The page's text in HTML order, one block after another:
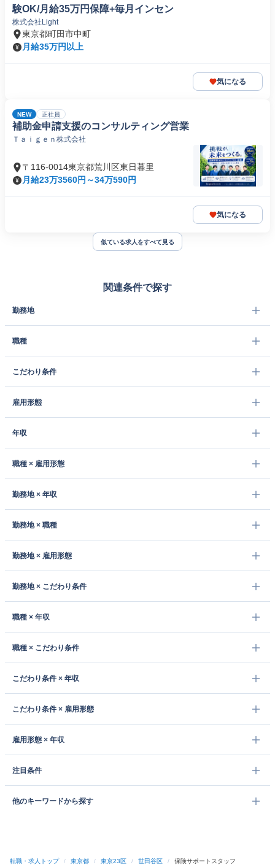
験OK/月給35万円保障+毎月インセン
株式会社Light
東京都町田市中町
月給35万円以上
気になる
NEW 正社員
補助金申請支援のコンサルティング営業
Ｔａｉｇｅｎ株式会社
〒116-0014東京都荒川区東日暮里
月給23万3560円～34万590円
気になる
似ている求人をすべて見る
関連条件で探す
勤務地
職種
こだわり条件
雇用形態
年収
職種 × 雇用形態
勤務地 × 年収
勤務地 × 職種
勤務地 × 雇用形態
勤務地 × こだわり条件
職種 × 年収
職種 × こだわり条件
こだわり条件 × 年収
こだわり条件 × 雇用形態
雇用形態 × 年収
注目条件
他のキーワードから探す
転職・求人トップ / 東京都 / 東京23区 / 世田谷区 / 保険サポートスタッフ